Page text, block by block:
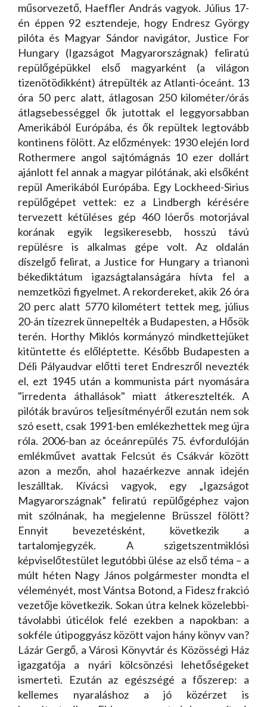
műsorvezető, Haeffler András vagyok. Július 17-
én éppen 92 esztendeje, hogy Endresz György
pilóta és Magyar Sándor navigátor, Justice For
Hungary (Igazságot Magyarországnak) feliratú
repülőgépükkel első magyarként (a világon
tizenötödikként) átrepülték az Atlanti-óceánt. 13
óra 50 perc alatt, átlagosan 250 kilométer/órás
átlagsebességgel ők jutottak el leggyorsabban
Amerikából Európába, és ők repültek legtovább
kontinens fölött. Az előzmények: 1930 elején lord
Rothermere angol sajtómágnás 10 ezer dollárt
ajánlott fel annak a magyar pilótának, aki elsőként
repül Amerikából Európába. Egy Lockheed-Sirius
repülőgépet vettek: ez a Lindbergh kérésére
tervezett kétüléses gép 460 lóerős motorjával
korának egyik legsikeresebb, hosszú távú
repülésre is alkalmas gépe volt. Az oldalán
díszelgő felirat, a Justice for Hungary a trianoni
békediktátum igazságtalanságára hívta fel a
nemzetközi figyelmet. A rekordereket, akik 26 óra
20 perc alatt 5770 kilométert tettek meg, július
20-án tízezrek ünnepelték a Budapesten, a Hősök
terén. Horthy Miklós kormányzó mindkettejüket
kitüntette és előléptette. Később Budapesten a
Déli Pályaudvar előtti teret Endreszről nevezték
el, ezt 1945 után a kommunista párt nyomására
"irredenta áthallások" miatt átkeresztelték. A
pilóták bravúros teljesítményéről ezután nem sok
szó esett, csak 1991-ben emlékezhettek meg újra
róla. 2006-ban az óceánrepülés 75. évfordulóján
emlékművet avattak Felcsút és Csákvár között
azon a mezőn, ahol hazaérkezve annak idején
leszálltak. Kívácsi vagyok, egy „Igazságot
Magyarországnak” feliratú repülőgéphez vajon
mit szólnának, ha megjelenne Brüsszel fölött?
Ennyit bevezetésként, következik a
tartalomjegyzék. A szigetszentmiklósi
képviselőtestület legutóbbi ülése az első téma – a
múlt héten Nagy János polgármester mondta el
véleményét, most Vántsa Botond, a Fidesz frakció
vezetője következik. Sokan útra kelnek közelebbi-
távolabbi úticélok felé ezekben a napokban: a
sokféle útipoggyász között vajon hány könyv van?
Lázár Gergő, a Városi Könyvtár és Közösségi Ház
igazgatója a nyári kölcsönzési lehetőségeket
ismerteti. Ezután az egészségé a főszerep: a
kellemes nyaraláshoz a jó közérzet is